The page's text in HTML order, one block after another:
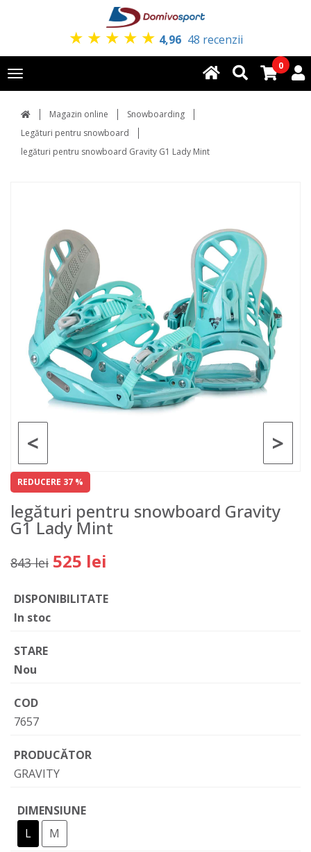
★ ★ ★ ★ ★ 4,96 48 recenzii
Toggle
navigation
0
Magazin online
Snowboarding
Legături pentru snowboard
legături pentru snowboard Gravity G1 Lady Mint
>
<
REDUCERE 37 %
legături pentru snowboard Gravity
G1 Lady Mint
843 lei 525 lei
DISPONIBILITATE
In stoc
STARE
Nou
COD
7657
PRODUCĂTOR
GRAVITY
DIMENSIUNE
L
M